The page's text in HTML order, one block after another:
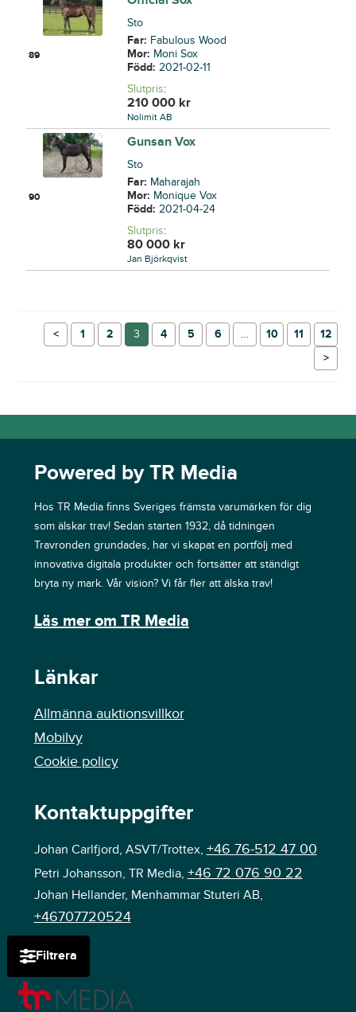
89
Sto
Far: Fabulous Wood
Mor: Moni Sox
Född:2021-02-11
Slutpris:
210 000 kr
Nolimit AB
90
Gunsan Vox
Sto
Far: Maharajah
Mor: Monique Vox
Född:2021-04-24
Slutpris:
80 000 kr
Jan Björkqvist
← 1 2 3 4 5 6 … 10 11
12
→
Filtrera
Powered by TR Media
Hos TR Media finns Sveriges främsta varumärken för dig
som älskar trav! Sedan starten 1932, då tidningen
Travronden grundades, har vi skapat en portfölj med
innovativa digitala produkter och fortsätter att ständigt
bryta ny mark. Vår vision? Vi får fler att älska trav!
Läs mer om TR Media
Länkar
Allmänna auktionsvillkor
Mobilvy
Cookie policy
Kontaktuppgifter
Johan Carlfjord, ASVT/Trottex, +46 76-512 47 00
Petri Johansson, TR Media, +46 72 076 90 22
Johan Hellander, Menhammar Stuteri AB,
+46707720524